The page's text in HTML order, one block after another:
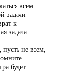
всем
задачи –
к
задача
пусть не всем,
будет